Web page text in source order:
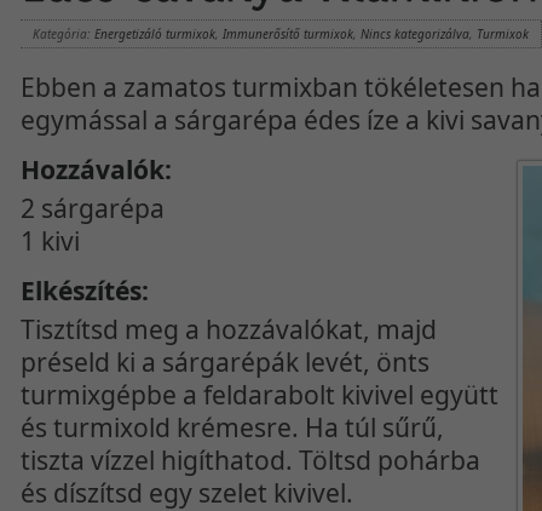
Kategória: Energetizáló turmixok, Immunerősítő turmixok, Nincs kategorizálva, Turmixok
Ebben a zamatos turmixban tökéletesen
egymással a sárgarépa édes íze a kivi
Hozzávalók:
2 sárgarépa
1 kivi
Elkészítés:
Tisztítsd meg a hozzávalókat, majd
préseld ki a sárgarépák levét, önts
turmixgépbe a feldarabolt kivivel együtt
és turmixold krémesre. Ha túl sűrű,
tiszta vízzel higíthatod. Töltsd pohárba
és díszítsd egy szelet kivivel.